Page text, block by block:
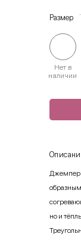
Размер
Нет в
наличии
Джемпер
но и